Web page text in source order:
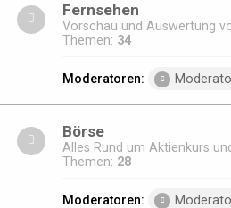
Fernsehen
Vorschau und Auswertung
Themen: 34
Moderatoren:
Börse
Alles Rund um Aktienkurs
Themen: 28
Moderatoren: